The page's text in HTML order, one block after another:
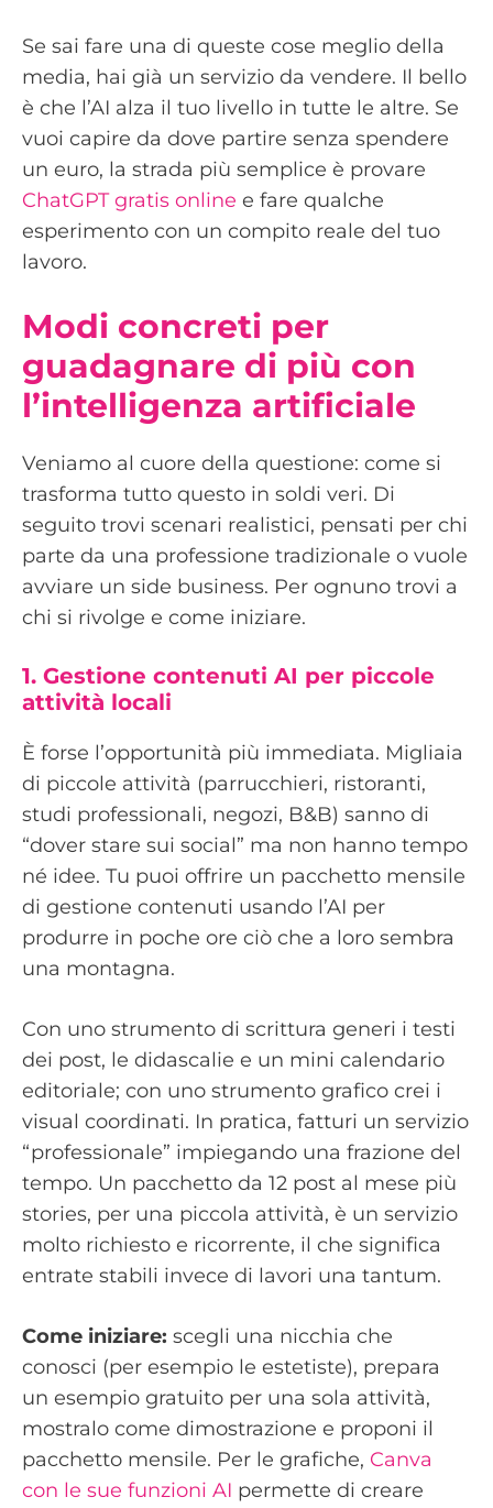
Se sai fare una di queste cose meglio della
media, hai già un servizio da vendere. Il bello
è che l’AI alza il tuo livello in tutte le altre. Se
vuoi capire da dove partire senza spendere
un euro, la strada più semplice è provare
ChatGPT gratis online e fare qualche
esperimento con un compito reale del tuo
lavoro.
Modi concreti per
guadagnare di più con
l’intelligenza artificiale
Veniamo al cuore della questione: come si
trasforma tutto questo in soldi veri. Di
seguito trovi scenari realistici, pensati per chi
parte da una professione tradizionale o vuole
avviare un side business. Per ognuno trovi a
chi si rivolge e come iniziare.
1. Gestione contenuti AI per piccole
attività locali
È forse l’opportunità più immediata. Migliaia
di piccole attività (parrucchieri, ristoranti,
studi professionali, negozi, B&B) sanno di
“dover stare sui social” ma non hanno tempo
né idee. Tu puoi offrire un pacchetto mensile
di gestione contenuti usando l’AI per
produrre in poche ore ciò che a loro sembra
una montagna.
Con uno strumento di scrittura generi i testi
dei post, le didascalie e un mini calendario
editoriale; con uno strumento grafico crei i
visual coordinati. In pratica, fatturi un servizio
“professionale” impiegando una frazione del
tempo. Un pacchetto da 12 post al mese più
stories, per una piccola attività, è un servizio
molto richiesto e ricorrente, il che significa
entrate stabili invece di lavori una tantum.
Come iniziare: scegli una nicchia che
conosci (per esempio le estetiste), prepara
un esempio gratuito per una sola attività,
mostralo come dimostrazione e proponi il
pacchetto mensile. Per le grafiche, Canva
con le sue funzioni AI permette di creare